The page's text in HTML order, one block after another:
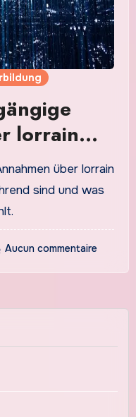
lorrain
falsch
über lorrain
sind und was
Aucun commentaire